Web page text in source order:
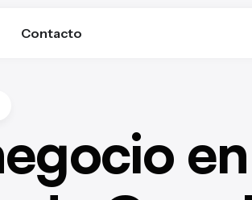
Contacto
en